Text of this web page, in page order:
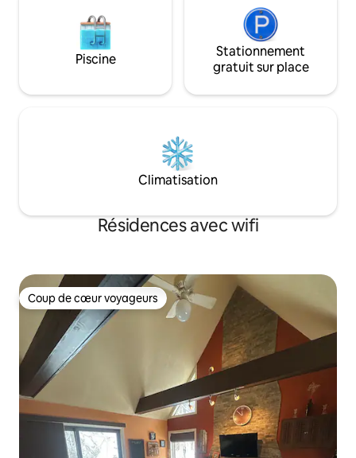
Piscine
Stationnement
gratuit sur place
Climatisation
Résidences avec wifi
Coup de cœur voyageurs
Coup de cœur voyageurs